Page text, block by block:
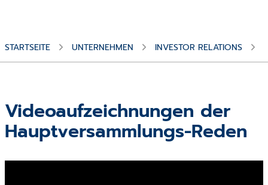
STARTSEITE UNTERNEHMEN INVESTOR RELATIONS
Videoaufzeichnungen der
Hauptversammlungs-Reden